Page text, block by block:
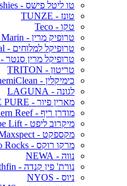
טו ליטל פישס - Two Little Fishies
טונז - TUNZE
טקו - Teco
טרופיק מרין - Tropic Marin
טרופיקל למלוחים - Tropical
טרופיקל מרין סנטר - TMC
טריטון - TRITON
כימיקלין - ChemiClean
לגונה - LAGUNA
מארין פיור - MARINE PURE
מודרן ריף - Modern Reef
מיקרוב ליפט - Microbe Lift
מקספקט - Maxspect
מרקו רוקס - Marco Rocks
נווה - NEWA
נורת' פין קנדה - Northfin
ניוס - NYOS